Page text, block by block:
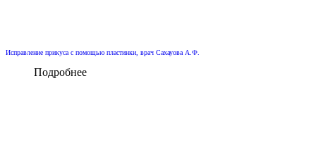
Исправление прикуса с помощью пластинки, врач Сахауова А.Ф.
Подробнее